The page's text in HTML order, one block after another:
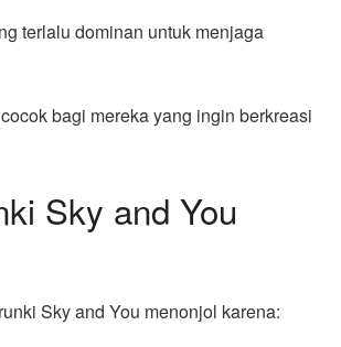
terlalu dominan untuk menjaga
bagi mereka yang ingin berkreasi
Sky and You
Sky and You menonjol karena: